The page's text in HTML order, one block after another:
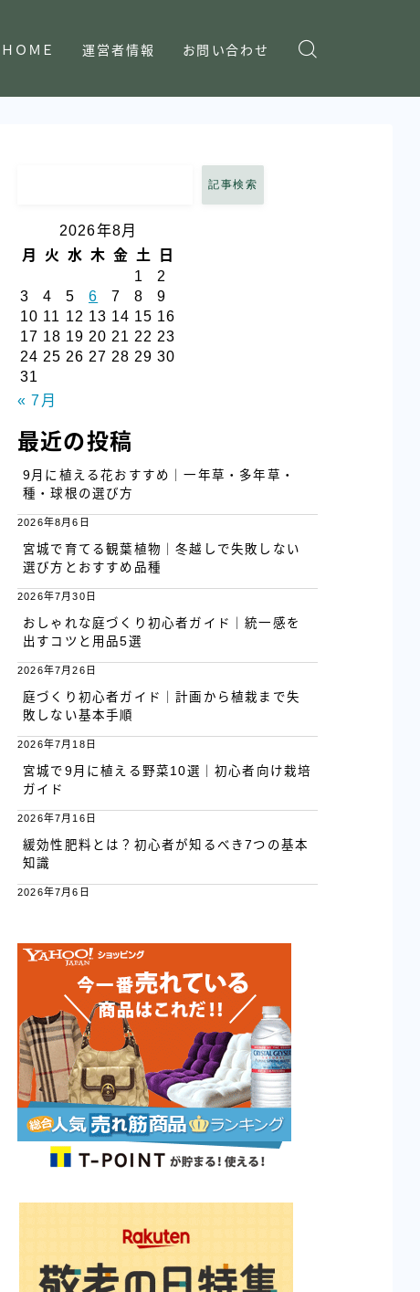
ＨＯＭＥ 運営者情報 お問い合わせ
記事検索
2026年8月
月
火 水 木 金 土
日
1
2
3
4 5 6 7 8
9
10 11 12 13 14 15 16
17 18 19 20 21 22 23
24 25 26 27 28 29 30
31
« 7月
最近の投稿
9月に植える花おすすめ｜一年草・多年草・
種・球根の選び方
2026年8月6日
宮城で育てる観葉植物｜冬越しで失敗しない
選び方とおすすめ品種
2026年7月30日
おしゃれな庭づくり初心者ガイド｜統一感を
出すコツと用品5選
2026年7月26日
庭づくり初心者ガイド｜計画から植栽まで失
敗しない基本手順
2026年7月18日
宮城で9月に植える野菜10選｜初心者向け栽培
ガイド
2026年7月16日
緩効性肥料とは？初心者が知るべき7つの基本
知識
2026年7月6日